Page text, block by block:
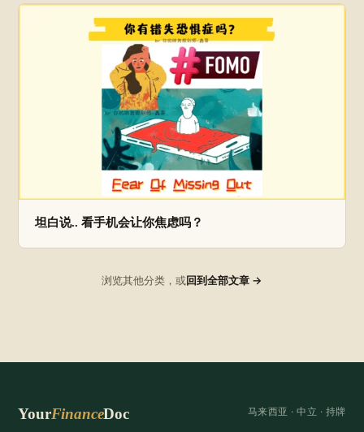
坦白说.. 看手机会让你焦虑吗？
浏览其他分类，或回到全部文章 →
YourFinanceDoc 马来西亚 ·中立 · 持牌